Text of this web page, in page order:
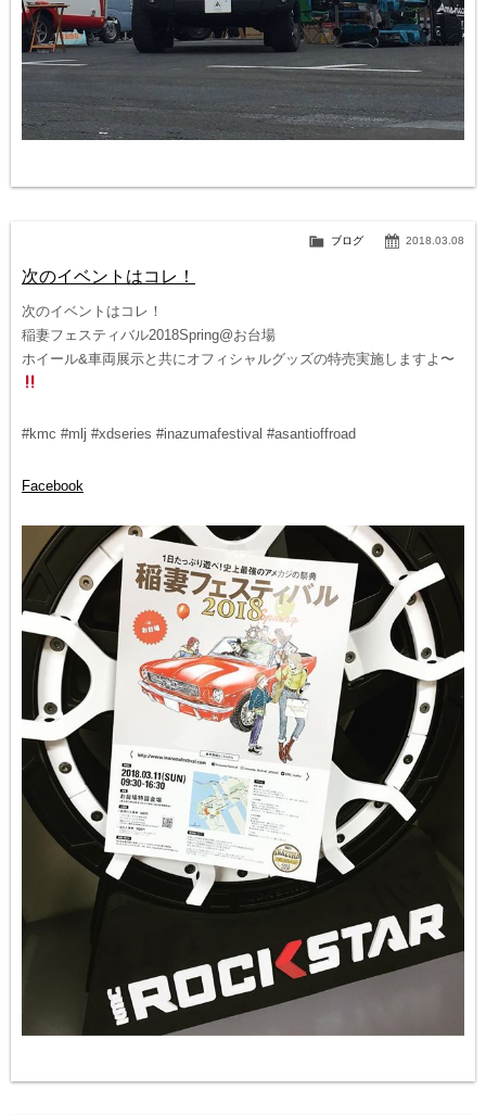
2018.03.08
ブログ
次のイベントはコレ！
次のイベントはコレ！
稲妻フェスティバル2018Spring@お台場
ホイール&車両展示と共にオフィシャルグッズの特売実施しますよ〜
#kmc #mlj #xdseries #inazumafestival #asantioffroad
Facebook